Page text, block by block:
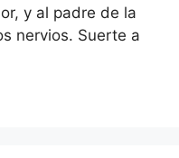
y al padre de la
nervios. Suerte a